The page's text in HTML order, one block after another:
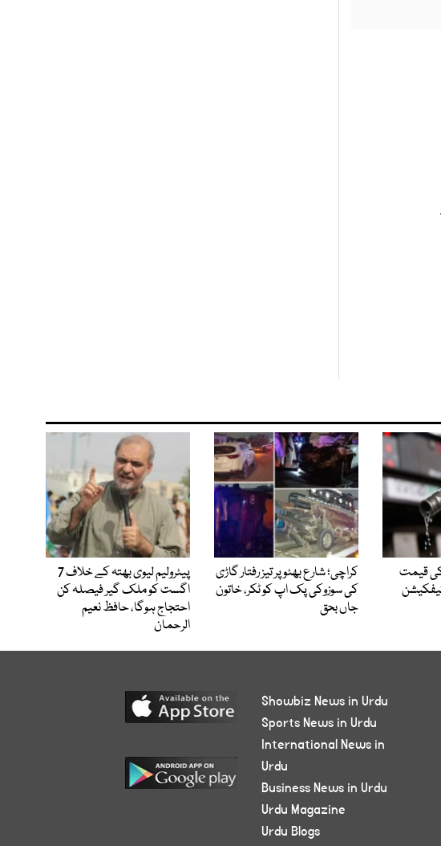
قیمت
کراچی؛ شارع بھٹو پر تیز رفتار گاڑی
کی سوزوکی پک اپ کو ٹکر، خاتون
جاں بحق
پیٹرولیم لیوی بھتہ کے خلاف 7
اگست کو ملک گیر فیصلہ کن
احتجاج ہوگا، حافظ نعیم
الرحمان
Showbiz News in Urdu
Sports News in Urdu
International News in
Urdu
Business News in Urdu
Urdu Magazine
Urdu Blogs